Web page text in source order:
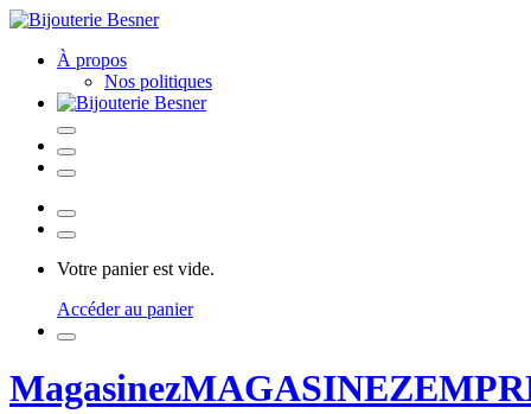
À propos
Nos politiques
Votre panier est vide.
Accéder au panier
MagasinezMAGASINEZ